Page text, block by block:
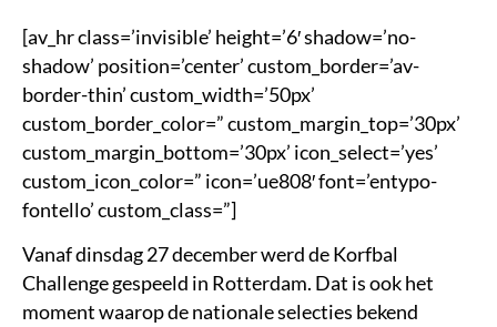
[av_hr class=’invisible’ height=’6′ shadow=’no-
shadow’ position=’center’ custom_border=’av-
border-thin’ custom_width=’50px’
custom_border_color=” custom_margin_top=’30px’
custom_margin_bottom=’30px’ icon_select=’yes’
custom_icon_color=” icon=’ue808′ font=’entypo-
fontello’ custom_class=”]
Vanaf dinsdag 27 december werd de Korfbal
Challenge gespeeld in Rotterdam. Dat is ook het
moment waarop de nationale selecties bekend